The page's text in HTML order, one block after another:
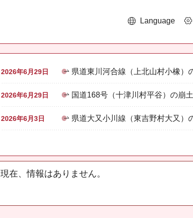
Language
2026年6月29日 県道東川河合線（上北山村小橡）
2026年6月29日 国道168号（十津川村平谷）の崩
2026年6月3日 県道大又小川線（東吉野村大又）
現在、情報はありません。